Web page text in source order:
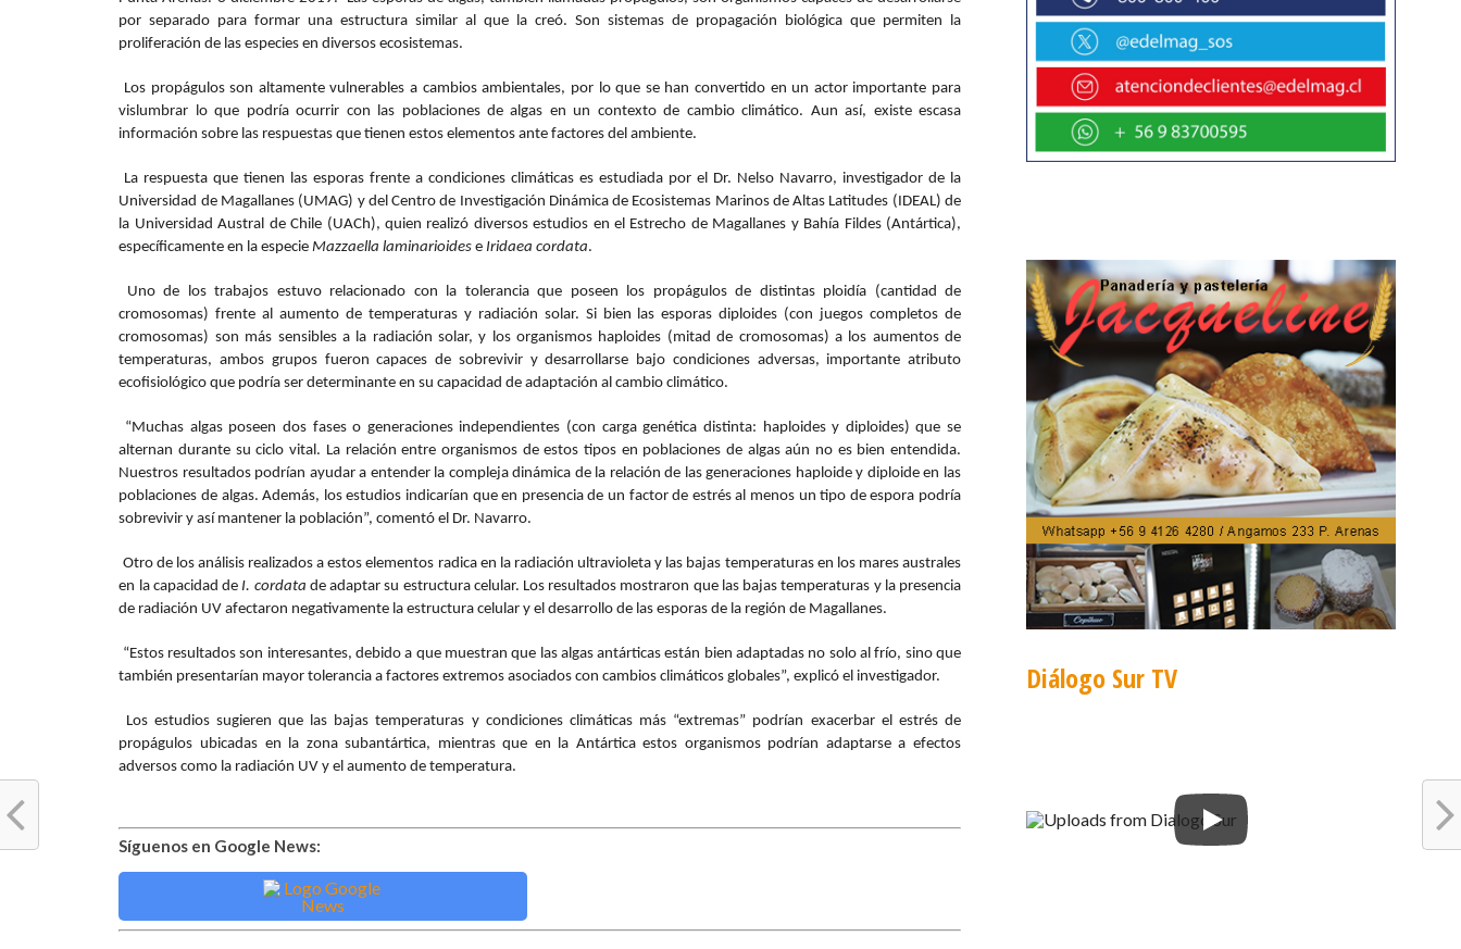
por separado para formar una estructura similar al que la creó. Son sistemas de propagación biológica que permiten la
proliferación de las especies en diversos ecosistemas.
Los propágulos son altamente vulnerables a cambios ambientales, por lo que se han convertido en un actor importante para
vislumbrar lo que podría ocurrir con las poblaciones de algas en un contexto de cambio climático. Aun así, existe escasa
información sobre las respuestas que tienen estos elementos ante factores del ambiente.
La respuesta que tienen las esporas frente a condiciones climáticas es estudiada por el Dr. Nelso Navarro, investigador de la
Universidad de Magallanes (UMAG) y del Centro de Investigación Dinámica de Ecosistemas Marinos de Altas Latitudes (IDEAL) de
la Universidad Austral de Chile (UACh), quien realizó diversos estudios en el Estrecho de Magallanes y Bahía Fildes (Antártica),
específicamente en la especieMazzaella laminarioides e Iridaea cordata.
Uno de los trabajos estuvo relacionado con la tolerancia que poseen los propágulos de distintas ploidía (cantidad de
cromosomas) frente al aumento de temperaturas y radiación solar. Si bien las esporas diploides (con juegos completos de
cromosomas) son más sensibles a la radiación solar, y los organismos haploides (mitad de cromosomas) a los aumentos de
temperaturas, ambos grupos fueron capaces de sobrevivir y desarrollarse bajo condiciones adversas, importante atributo
ecofisiológico que podría ser determinante en su capacidad de adaptación al cambio climático.
“Muchas algas poseen dos fases o generaciones independientes (con carga genética distinta: haploides y diploides) que se
alternan durante su ciclo vital. La relación entre organismos de estos tipos en poblaciones de algas aún no es bien entendida.
Nuestros resultados podrían ayudar a entender la compleja dinámica de la relación de las generaciones haploide y diploide en las
poblaciones de algas. Además, los estudios indicarían que en presencia de un factor de estrés al menos un tipo de espora podría
sobrevivir y así mantener la población”, comentó el Dr. Navarro.
Otro de los análisis realizados a estos elementos radica en la radiación ultravioleta y las bajas temperaturas en los mares australes
en la capacidad de I. cordata de adaptar su estructura celular. Los resultados mostraron que las bajas temperaturas y la presencia
de radiación UV afectaron negativamente la estructura celular y el desarrollo de las esporas de la región de Magallanes.
“Estos resultados son interesantes, debido a que muestran que las algas antárticas están bien adaptadas no solo al frío, sino que
también presentarían mayor tolerancia a factores extremos asociados con cambios climáticos globales”, explicó el investigador.
Los estudios sugieren que las bajas temperaturas y condiciones climáticas más “extremas” podrían exacerbar el estrés de
propágulos ubicadas en la zona subantártica, mientras que en la Antártica estos organismos podrían adaptarse a efectos
adversos como la radiación UV y el aumento de temperatura.
Síguenos en Google News:
Diálogo Sur TV